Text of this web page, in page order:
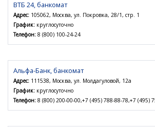
ВТБ 24, банкомат
Адрес: 105062, Москва, ул. Покровка, 28/1, стр. 1
График: круглосуточно
Телефон: 8 (800) 100-24-24
Альфа-Банк, банкомат
Адрес: 111538, Москва, ул. Молдагуловой, 12а
График: круглосуточно
Телефон: 8 (800) 200-00-00,+7 (495) 788-88-78,+7 (495)